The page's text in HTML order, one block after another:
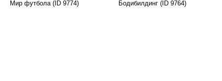
Мир футбола (ID 9774) Бодибилдинг (ID 9764)